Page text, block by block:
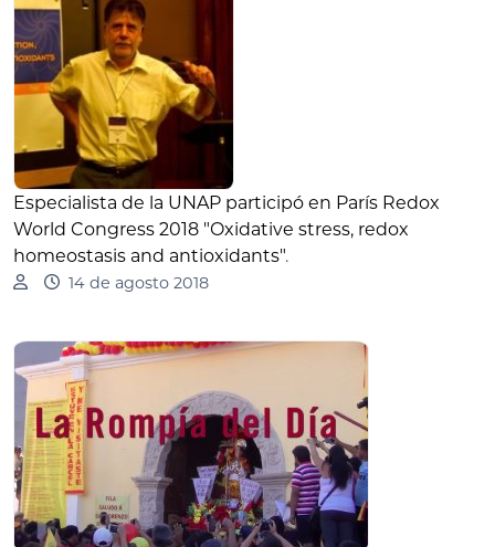
Especialista de la UNAP participó en París Redox
World Congress 2018 "Oxidative stress, redox
homeostasis and antioxidants".
14 de agosto 2018